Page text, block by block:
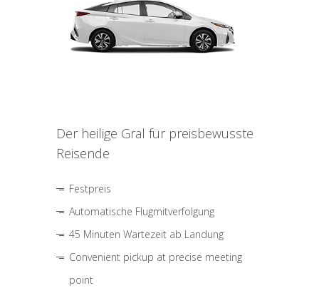
Der heilige Gral für preisbewusste
Reisende
Festpreis
Automatische Flugmitverfolgung
45 Minuten Wartezeit ab Landung
Convenient pickup at precise meeting
point